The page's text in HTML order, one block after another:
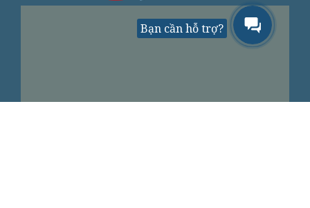
Bạn cần hỗ trợ?